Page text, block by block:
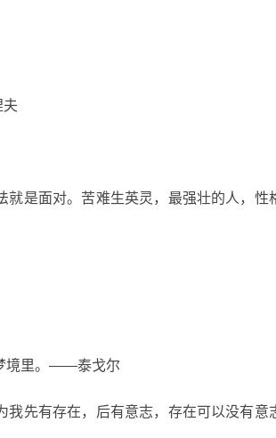
是面对。苦难生英灵，最强壮的人，性
梦境里。——泰戈尔
先有存在，后有意志，存在可以没有意